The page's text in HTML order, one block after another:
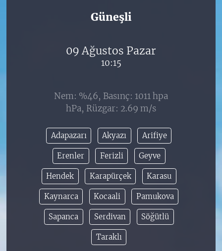
Güneşli
09 Ağustos Pazar
10:15
Nem: %46, Basınç: 1011 hpa
hPa, Rüzgar: 2.69 m/s
Adapazarı Akyazı Arifiye
Erenler Ferizli Geyve
Hendek Karapürçek Karasu
Kaynarca Kocaali Pamukova
Sapanca Serdivan Söğütlü
Taraklı